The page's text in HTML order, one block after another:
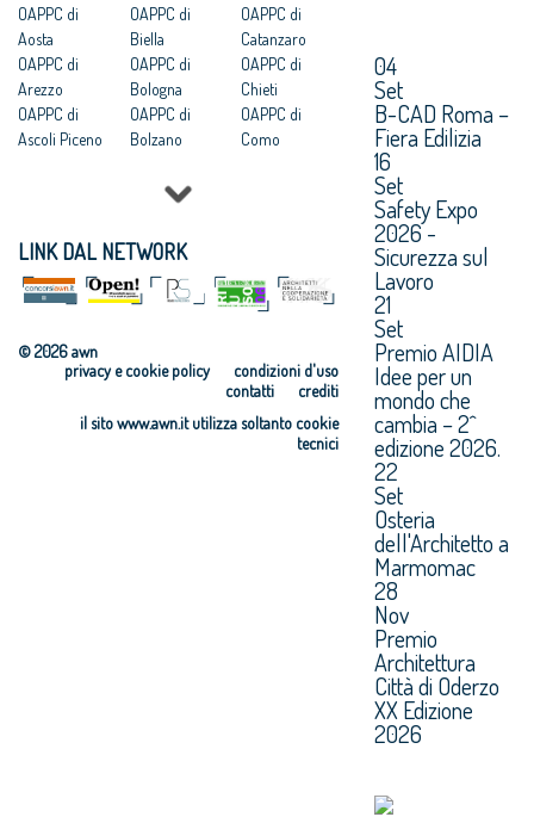
OAPPC di
Aosta
OAPPC di
Arezzo
OAPPC di
Ascoli Piceno
OAPPC di Bari
OAPPC di
Barletta-
OAPPC di
Biella
OAPPC di
Bologna
OAPPC di
Bolzano
Brescia
Brindisi
OAPPC di
Cagliari
OAPPC di
Catanzaro
OAPPC di
Chieti
OAPPC di
Como
Crotone
OAPPC di
LINK DAL NETWORK
© 2026 awn
condizioni d'uso
privacy e cookie policy
crediti
contatti
il sito www.awn.it utilizza soltanto cookie
tecnici
04
Set
B-CAD Roma –
Fiera Edilizia
16
Set
Safety Expo
2026 -
Sicurezza sul
Lavoro
21
Set
Premio AIDIA
Idee per un
mondo che
cambia – 2^
edizione 2026.
22
Set
Osteria
dell'Architetto a
Marmomac
28
Nov
Premio
Architettura
Città di Oderzo
XX Edizione
2026